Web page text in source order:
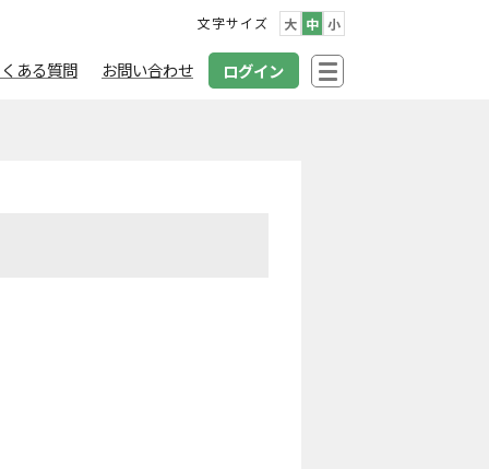
文字サイズ 大 中 小
ある質問 お問い合わせ ログイン